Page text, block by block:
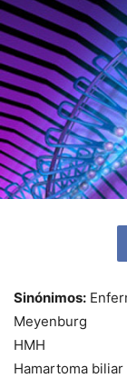
Sinónimos:
Meyenburg
HMH
Hamartoma biliar